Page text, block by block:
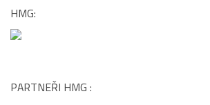
HMG: